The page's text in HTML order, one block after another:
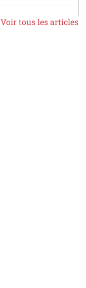
Voir tous les articles